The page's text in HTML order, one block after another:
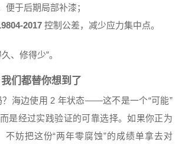
便于后期局部补漆；
2017 控制公差，减少应力集中点。
、修得少”。
们都替你想到了
？海边使用 2 年状态——这不是一个“可能”
是经过实践验证的可靠选择。如果你正为
不妨把这份“两年零腐蚀”的成绩单拿去对